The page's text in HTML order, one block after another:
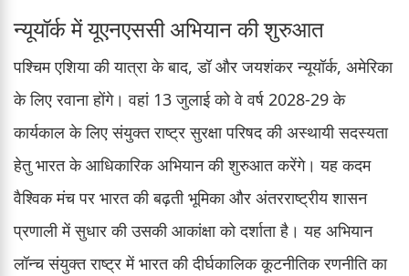
न्यूयॉर्क में यूएनएससी अभियान की शुरुआत
पश्चिम एशिया की यात्रा के बाद, डॉ और जयशंकर न्यूयॉर्क, अमेरिका
के लिए रवाना होंगे। वहां 13 जुलाई को वे वर्ष 2028-29 के
कार्यकाल के लिए संयुक्त राष्ट्र सुरक्षा परिषद की अस्थायी सदस्यता
हेतु भारत के आधिकारिक अभियान की शुरुआत करेंगे। यह कदम
वैश्विक मंच पर भारत की बढ़ती भूमिका और अंतरराष्ट्रीय शासन
प्रणाली में सुधार की उसकी आकांक्षा को दर्शाता है। यह अभियान
लॉन्च संयुक्त राष्ट्र में भारत की दीर्घकालिक कूटनीतिक रणनीति का